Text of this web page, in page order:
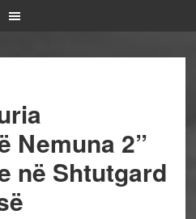
Nemuna 2”
në Shtutgard